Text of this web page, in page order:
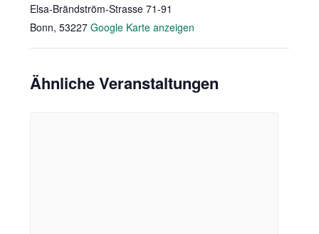
Elsa-Brändström-Strasse 71-91
Bonn, 53227 Google Karte anzeigen
Ähnliche Veranstaltungen